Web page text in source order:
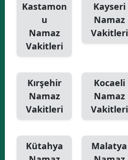
Kastamon
u
Namaz
Vakitleri
Kayseri
Namaz
Vakitleri
Kırşehir
Namaz
Vakitleri
Kocaeli
Namaz
Vakitleri
Kütahya
Malatya